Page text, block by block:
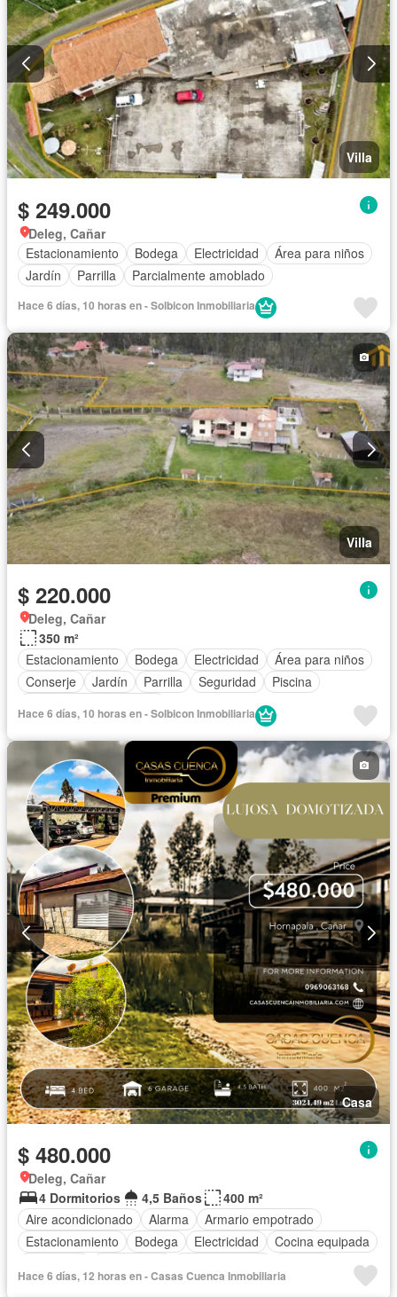
Villa
$ 249.000
Deleg, Cañar
Estacionamiento
Bodega Electricidad
Área para niños
Jardín
Parrilla Parcialmente amoblado
Hace 6 días, 10 horas en - Solbicon Inmobiliaria
Villa
$ 220.000
Deleg, Cañar
350 m²
Estacionamiento
Bodega Electricidad
Área para niños
Conserje
Jardín Parrilla Seguridad
Piscina
Hace 6 días, 10 horas en - Solbicon Inmobiliaria
Casa
$ 480.000
Deleg, Cañar
4 Dormitorios
4,5 Baños
400 m²
Aire acondicionado
Alarma
Armario empotrado
Estacionamiento
Bodega Electricidad
Cocina equipada
Gas natural
Vista panorámica Cuarto de servicio
Agua
Hace 6 días, 12 horas en - Casas Cuenca Inmobiliaria